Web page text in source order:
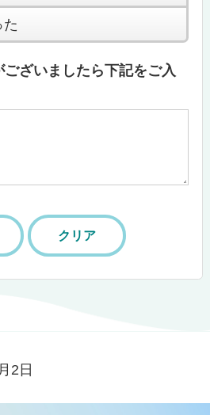
ざいましたら下記をご入
2日